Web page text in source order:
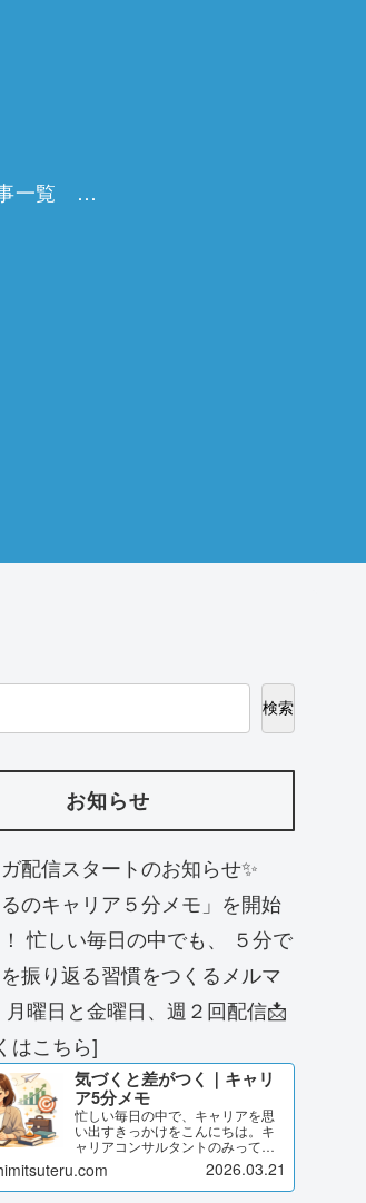
ブログ記事一覧 キャリアを育てる実践ヒント集
検索
お知らせ
配信スタートのお知らせ✨
るのキャリア５分メモ」を開始
忙しい毎日の中でも、 ５分で
振り返る習慣をつくるメルマ
月曜日と金曜日、週２回配信📩
はこちら]
気づくと差がつく｜キャリ
ア5分メモ
忙しい毎日の中で、キャリアを思
い出すきっかけをこんにちは。キ
ャリアコンサルタントのみってる
です。このページでは、私が発信
している「気づくと差がつく｜キ
ャリア5分メモ」のブログ記事をま
2026.03.21